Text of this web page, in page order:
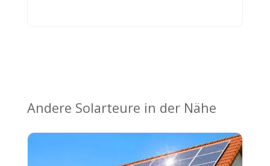
Andere Solarteure in der Nähe